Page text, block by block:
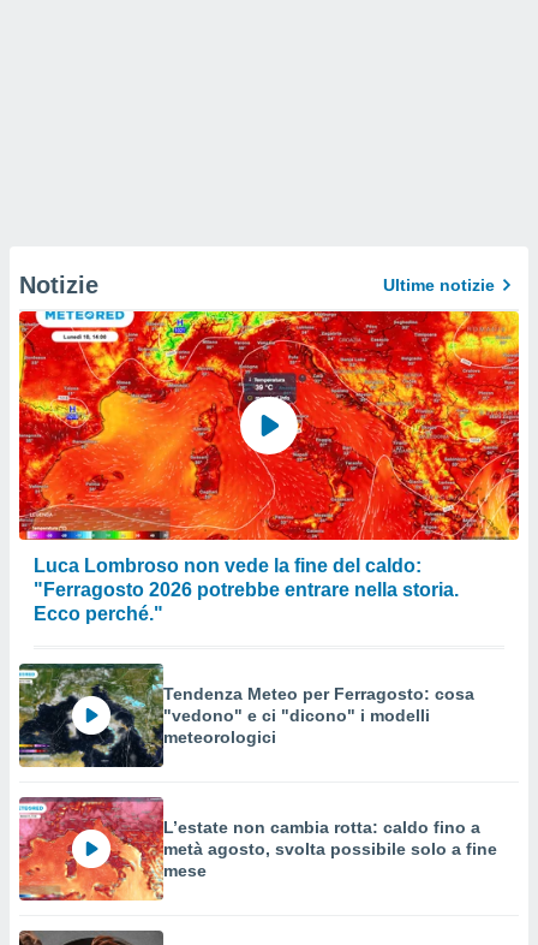
Notizie Ultime notizie
Luca Lombroso non vede la fine del caldo:
"Ferragosto 2026 potrebbe entrare nella storia.
Ecco perché."
Tendenza Meteo per Ferragosto: cosa
"vedono" e ci "dicono" i modelli
meteorologici
L’estate non cambia rotta: caldo fino a
metà agosto, svolta possibile solo a fine
mese